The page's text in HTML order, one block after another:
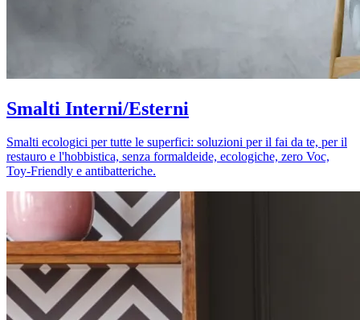
Smalti Interni/Esterni
Smalti ecologici per tutte le superfici: soluzioni per il fai da te, per il
restauro e l'hobbistica, senza formaldeide, ecologiche, zero Voc,
Toy-Friendly e antibatteriche.